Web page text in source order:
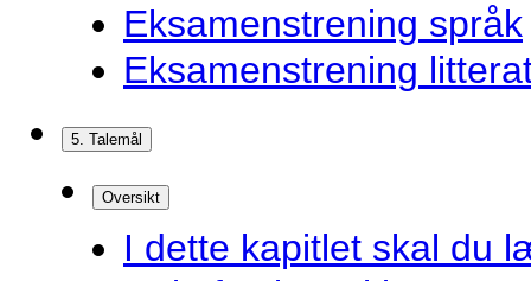
Eksamenstrening språk
Eksamenstrening
5. Talemål
Oversikt
I dette kapitlet skal du